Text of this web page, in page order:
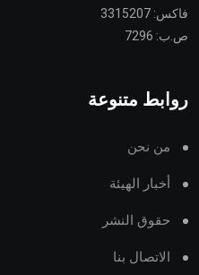
فاكس: 3315207
ص.ب: 7296
روابط متنوعة
من نحن
أخبار الهيئة
حقوق النشر
الاتصال بنا